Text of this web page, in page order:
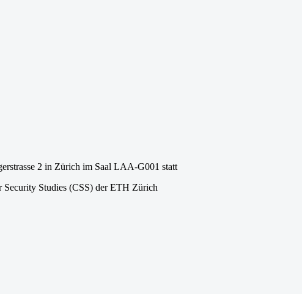
2 in Zürich im Saal LAA-G001 statt
Studies (CSS) der ETH Zürich